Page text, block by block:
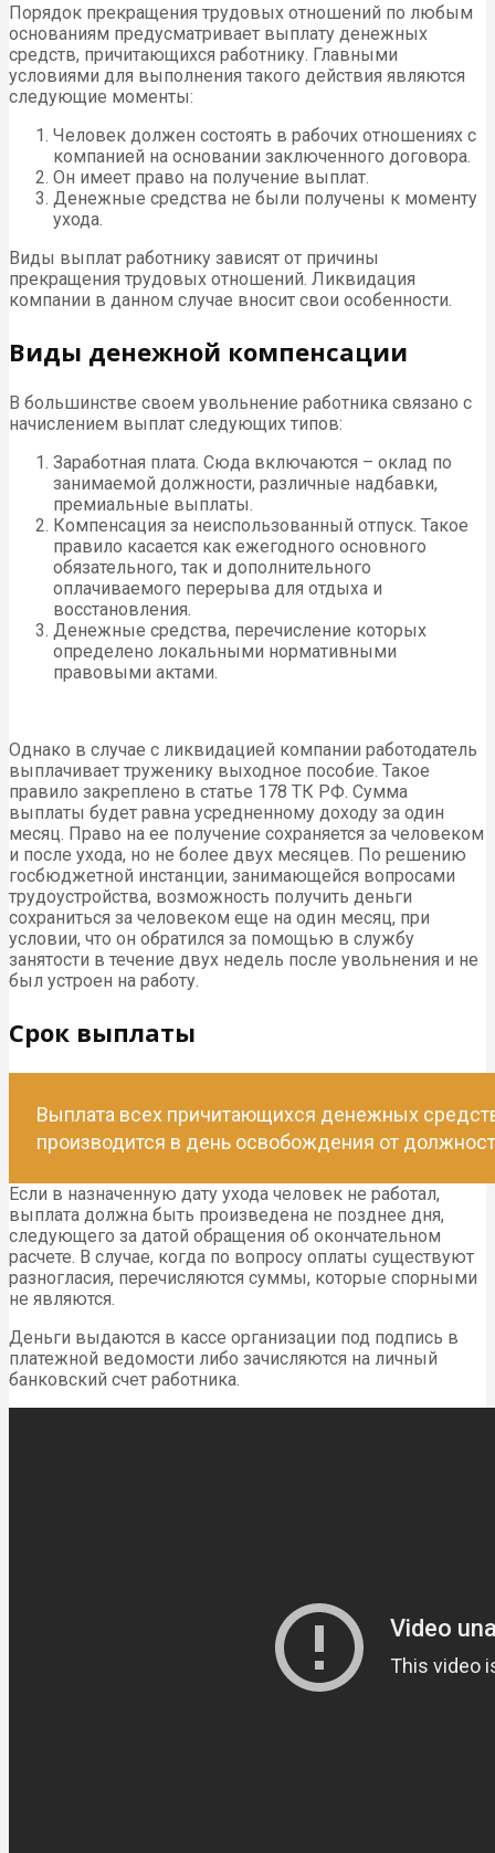
Порядок прекращения трудовых отношений по любым
основаниям предусматривает выплату денежных
средств, причитающихся работнику. Главными
условиями для выполнения такого действия являются
следующие моменты:
Человек должен состоять в рабочих отношениях с
компанией на основании заключенного договора.
Он имеет право на получение выплат.
Денежные средства не были получены к моменту
ухода.
Виды выплат работнику зависят от причины
прекращения трудовых отношений. Ликвидация
компании в данном случае вносит свои особенности.
Виды денежной компенсации
В большинстве своем увольнение работника связано с
начислением выплат следующих типов:
Заработная плата. Сюда включаются – оклад по
занимаемой должности, различные надбавки,
премиальные выплаты.
Компенсация за неиспользованный отпуск. Такое
правило касается как ежегодного основного
обязательного, так и дополнительного
оплачиваемого перерыва для отдыха и
восстановления.
Денежные средства, перечисление которых
определено локальными нормативными
правовыми актами.
Однако в случае с ликвидацией компании работодатель
выплачивает труженику выходное пособие. Такое
правило закреплено в статье 178 ТК РФ. Сумма
выплаты будет равна усредненному доходу за один
месяц. Право на ее получение сохраняется за человеком
и после ухода, но не более двух месяцев. По решению
госбюджетной инстанции, занимающейся вопросами
трудоустройства, возможность получить деньги
сохраниться за человеком еще на один месяц, при
условии, что он обратился за помощью в службу
занятости в течение двух недель после увольнения и не
был устроен на работу.
Срок выплаты
Выплата всех причитающихся денежных
производится в день освобождения от
Если в назначенную дату ухода человек не работал,
выплата должна быть произведена не позднее дня,
следующего за датой обращения об окончательном
расчете. В случае, когда по вопросу оплаты существуют
разногласия, перечисляются суммы, которые спорными
не являются.
Деньги выдаются в кассе организации под подпись в
платежной ведомости либо зачисляются на личный
банковский счет работника.